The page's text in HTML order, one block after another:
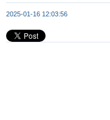
2025-01-16 12:03:56